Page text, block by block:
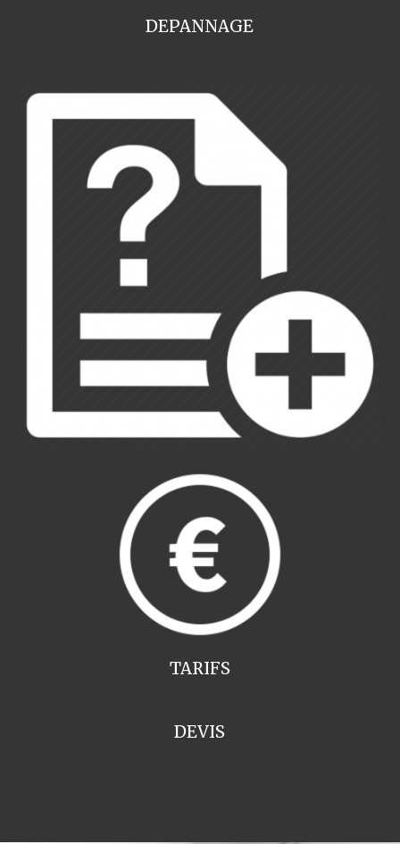
DEPANNAGE
TARIFS
DEVIS